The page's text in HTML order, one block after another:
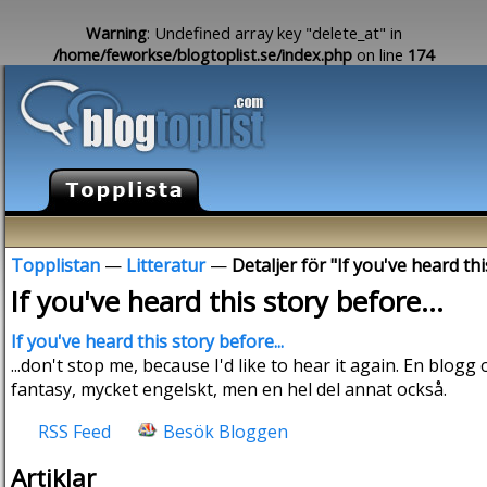
Warning: Undefined array key "delete_at" in
/home/feworkse/blogtoplist.se/index.php on line 174
Topplistan — Litteratur— Detaljer för "If you've heard
If you've heard this story before...
If you've heard this story before...
...don't stop me, because I'd like to hear it again. En
fantasy, mycket engelskt, men en hel del annat också.
RSS Feed
Besök Bloggen
Artiklar